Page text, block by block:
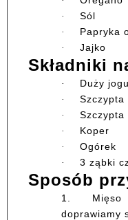
· Sól
· Papryka
· Jajko
Składniki
· Duży
· Szczypta
· Szczypta
· Koper
· Ogórek
· 3 ząbki
Sposób
1.
doprawiamy